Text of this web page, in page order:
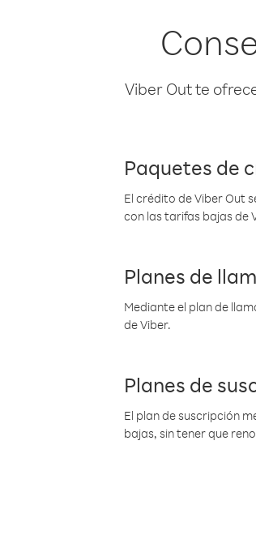
Viber Out te
Paquetes de
El crédito de Viber Out
con las tarifas bajas de
Planes de
Mediante el plan de
de Viber.
Planes de
El plan de suscripción
bajas, sin tener que